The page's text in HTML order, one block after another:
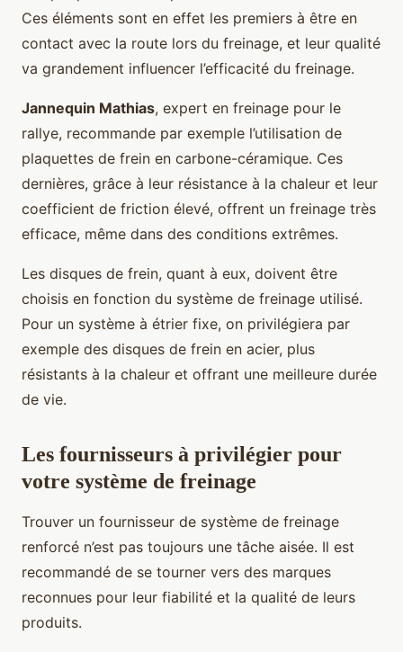
Ces éléments sont en effet les premiers à être en
contact avec la route lors du freinage, et leur qualité
va grandement influencer l’efficacité du freinage.
Jannequin Mathias, expert en freinage pour le
rallye, recommande par exemple l’utilisation de
plaquettes de frein en carbone-céramique. Ces
dernières, grâce à leur résistance à la chaleur et leur
coefficient de friction élevé, offrent un freinage très
efficace, même dans des conditions extrêmes.
Les disques de frein, quant à eux, doivent être
choisis en fonction du système de freinage utilisé.
Pour un système à étrier fixe, on privilégiera par
exemple des disques de frein en acier, plus
résistants à la chaleur et offrant une meilleure durée
de vie.
Les fournisseurs à privilégier pour
votre système de freinage
Trouver un fournisseur de système de freinage
renforcé n’est pas toujours une tâche aisée. Il est
recommandé de se tourner vers des marques
reconnues pour leur fiabilité et la qualité de leurs
produits.